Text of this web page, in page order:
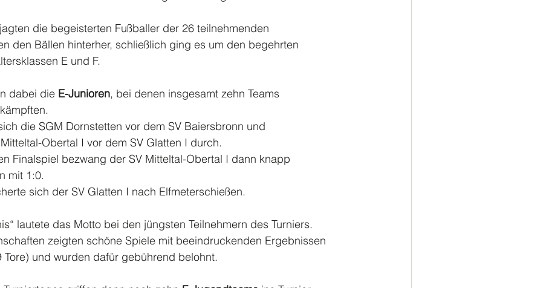
die begeisterten Fußballer der 26 teilnehmenden
den Bällen hinterher, schließlich ging es um den begehrten
E und F.
dabei die E-Junioren, bei denen insgesamt zehn Teams
die SGM Dornstetten vor dem SV Baiersbronn und
Obertal I vor dem SV Glatten I durch.
Finalspiel bezwang der SV Mitteltal-Obertal I dann knapp
mit 1:0.
sich der SV Glatten I nach Elfmeterschießen.
lautete das Motto bei den jüngsten Teilnehmern des Turniers.
zeigten schöne Spiele mit beeindruckenden Ergebnissen
Tore) und wurden dafür gebührend belohnt.